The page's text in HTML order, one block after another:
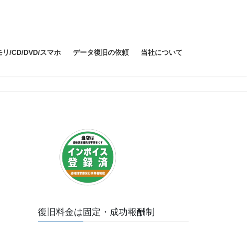
リ/CD/DVD/スマホ データ復旧の依頼 当社について
復旧料金は固定・成功報酬制